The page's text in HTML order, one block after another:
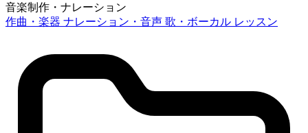
音楽制作・ナレーション
作曲・楽器 ナレーション・音声 歌・ボーカル レッスン